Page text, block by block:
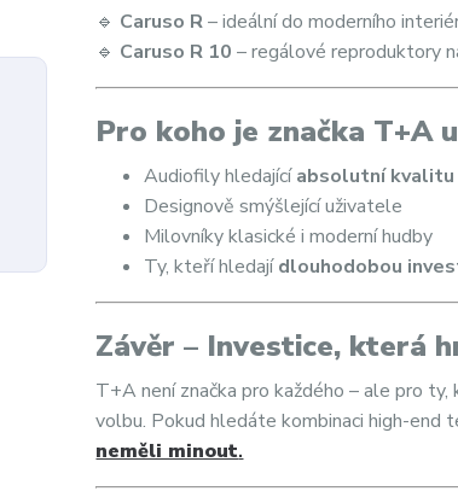
🔹 Caruso R– ideální do moderního
🔹 Caruso R 10 – regálové reproduktory
Pro koho je značka T+A
Audiofily hledajícíabsolutní kvalitu
Designově smýšlející uživatele
Milovníky klasické i moderní hudby
Ty, kteří hledajídlouhodobou
Závěr – Investice, která
T+A není značka pro každého – ale pro
volbu. Pokud hledáte kombinaci high-end
neměli minout.